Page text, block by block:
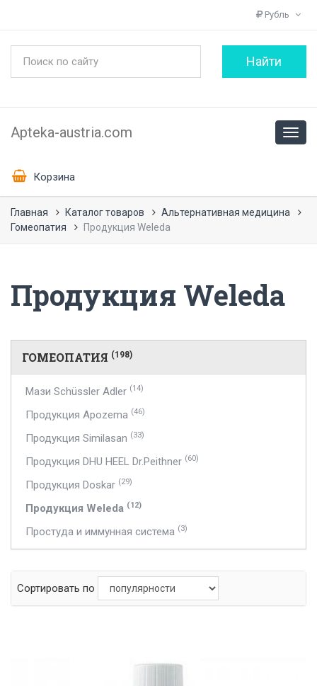
Рубль
Apteka-austria.com
Корзина
Главная Каталог товаров
Альтернативная медицина
Гомеопатия
Продукция Weleda
Продукция Weleda
ГОМЕОПАТИЯ (198)
Мази Schüssler Adler (14)
Продукция Apozema (46)
Продукция Similasan (33)
Продукция DHU HEEL Dr.Peithner (60)
Продукция Doskar (29)
Продукция Weleda (12)
Простуда и иммунная система (3)
Сортировать по